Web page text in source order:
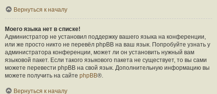
Вернуться к началу
Моего языка нет в списке!
Администратор не установил поддержку вашего языка на конференции,
или же просто никто не перевёл phpBB на ваш язык. Попробуйте узнать у
администратора конференции, может ли он установить нужный вам
языковой пакет. Если такого языкового пакета не существует, то вы сами
можете перевести phpBB на свой язык. Дополнительную информацию вы
можете получить на сайте phpBB®.
Вернуться к началу